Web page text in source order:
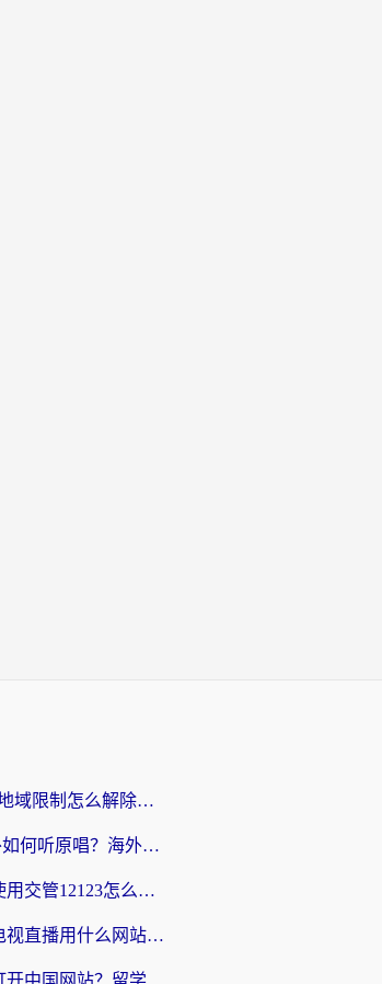
优酷手机app地域限制怎么解除？海外党亲测有效的追剧方案
全民K歌国外如何听原唱？海外党亲测有效的回国加速器选择指南
在海外如果使用交管12123怎么处理？留学生亲测有效的回国加速方案
海外看国内电视直播用什么网站比较好？一篇解决你所有追剧难题的实用指南